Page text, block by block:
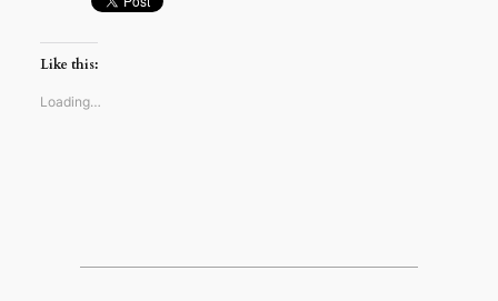
Like this:
Loading…